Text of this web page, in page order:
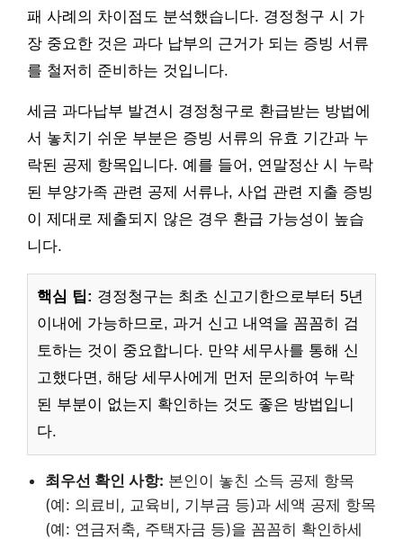
패 사례의 차이점도 분석했습니다. 경정청구 시 가
장 중요한 것은 과다 납부의 근거가 되는 증빙 서류
를 철저히 준비하는 것입니다.
세금 과다납부 발견시 경정청구로 환급받는 방법에
서 놓치기 쉬운 부분은 증빙 서류의 유효 기간과 누
락된 공제 항목입니다. 예를 들어, 연말정산 시 누락
된 부양가족 관련 공제 서류나, 사업 관련 지출 증빙
이 제대로 제출되지 않은 경우 환급 가능성이 높습
니다.
핵심 팁: 경정청구는 최초 신고기한으로부터 5년
이내에 가능하므로, 과거 신고 내역을 꼼꼼히 검
토하는 것이 중요합니다. 만약 세무사를 통해 신
고했다면, 해당 세무사에게 먼저 문의하여 누락
된 부분이 없는지 확인하는 것도 좋은 방법입니
다.
최우선 확인 사항: 본인이 놓친 소득 공제 항목
(예: 의료비, 교육비, 기부금 등)과 세액 공제 항목
(예: 연금저축, 주택자금 등)을 꼼꼼히 확인하세